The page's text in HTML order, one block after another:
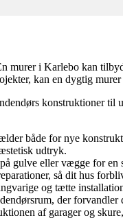
murer i Karlebo kan
kan en dygtig
konstruktioner til
både for nye
udtryk.
gulve eller vægge for
så dit hus
og tætte
der forvandler
af garager og